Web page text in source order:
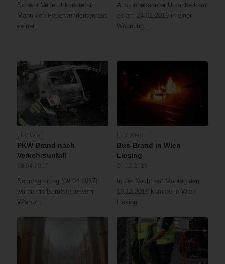
Schwer Verletzt konnte ein
Mann von Feuerwehrleuten aus
seiner…
Aus unbekannter Ursache kam
es am 24.01.2019 in einer
Wohnung…
PKW Brand nach
Verkehrsunfall
Sonntagmittag (09.04.2017)
wurde die Berufsfeuerwehr
Wien zu…
Bus-Brand in Wien
Liesing
In der Nacht auf Montag den
19.12.2016 kam es in Wien
Liesing…